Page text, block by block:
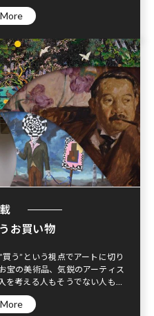
の魅力を再考しながら、さまざ
解説していく。
お買い物
う”という視点でアートに切り
宝の美術品、気鋭のアーティス
を考える人もそうでない人も知
届け。